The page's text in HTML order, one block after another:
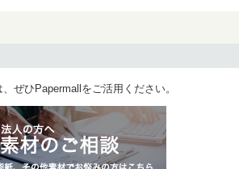
ぜひPapermallをご活用ください。